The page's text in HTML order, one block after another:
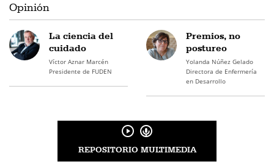
Opinión
La ciencia del
cuidado
Víctor Aznar Marcén
Presidente de FUDEN
Premios, no
postureo
Yolanda Núñez Gelado
Directora de Enfermería
en Desarrollo
REPOSITORIO MULTIMEDIA